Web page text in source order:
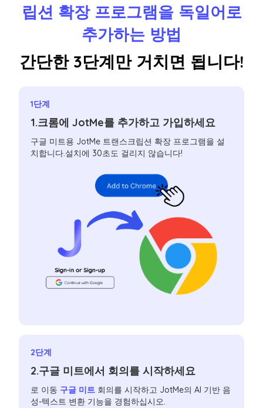
립션 확장 프로그램을 독일어로
추가하는 방법
간단한 3단계만 거치면 됩니다!
1단계
1.크롬에 JotMe를 추가하고 가입하세요
구글 미트용 JotMe 트랜스크립션 확장 프로그램을 설
치합니다.설치에 30초도 걸리지 않습니다!
2단계
2.구글 미트에서 회의를 시작하세요
로 이동 구글 미트 회의를 시작하고 JotMe의 AI 기반 음
성-텍스트 변환 기능을 경험하십시오.